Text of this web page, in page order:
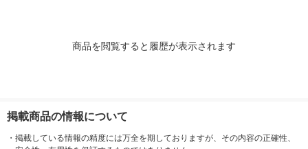
商品を閲覧すると履歴が表示されます
掲載商品の情報について
・ 掲載している情報の精度には万全を期しておりますが、その内容の正確性、